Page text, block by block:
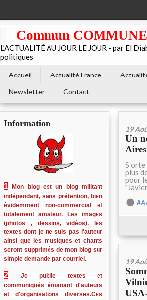
Commun
L'ACTUALITÉ AU JOUR LE JOUR - par El
politiques
Accueil Actualité France
Newsletter
Contact
Information
1
Mon blog est un blog militant
indépendant, sans prétention, bien
évidemment non-commercial et
totalement amateur. Les images
(photos , dessins, vidéos), les
textes dont je ne suis pas l'auteur
ainsi que les musiques et chants
seront supprimés de mon blog sur
simple demande par courriel.
2
Je publie textes et
communiqués émanant d'auteurs
et d'organisations diverses.Ces
19
Un
S orte
plus
pour
19